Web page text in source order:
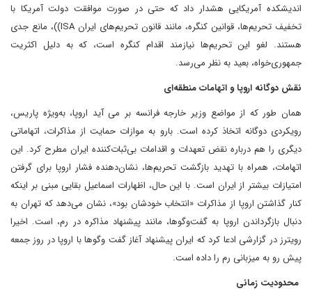
اندیشکده آمریکایی هشدار داد که حتی در صورت موافقت دولت آمریکا با
تخفیف تحریم‌ها، قوانین کنگره، مانند قانون تحریم‌های ایران ISA))، مانع جدی
هستند. لغو این تحریم‌ها نیازمند اقدام کنگره است، که به دلیل اکثریت
جمهوری‌خواه، بعید به نظر می‌رسد.
نقش دوگانه اروپا و اتهامات منطقه‌ای
همان طور که از مواضع وزیر خارجه فرانسه بر می آید اروپا، به‌ویژه پاریس،
رویکردی دوگانه اتخاذ کرده است. بارو به موازات حمایت از مذاکرات، اتهاماتی
دیگری را هم درباره نقض تعهدات و اقدامات بی‌ثبات‌کننده ایران مطرح کرد. این
اتهامات، همراه با تهدید بازگشت تحریم‌ها، نشان‌دهنده فشار اروپا برای گرفتن
امتیازات بیشتر از ایران است. با این حال، اظهارات اسماعیل بقایی مبنی بر اینکه
کنار گذاشتن اروپا از مذاکرات «انتخاب خودشان بود»، نشان می‌دهد که تهران به
دنبال بازگرداندن اروپا به گفت‌وگوها، مانند پیشنهاد مذاکره در رم، است. اخیرا
رویترز در گزارشی ادعا کرد که ایران پیشنهاد آغاز گفت وگوها با اروپا در روز جمعه
پیش رو به میزبانی رم را داده است.
محدودیت زمانی